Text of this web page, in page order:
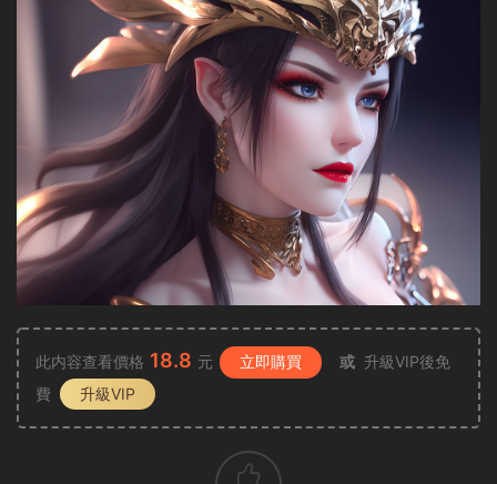
此内容查看價格 18.8 元 立即購買 或 升級VIP後免
費
升級VIP